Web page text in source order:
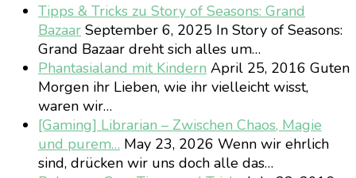
Tipps & Tricks zu Story of Seasons: Grand
Bazaar September 6, 2025 In Story of Seasons:
Grand Bazaar dreht sich alles um…
Phantasialand mit Kindern April 25, 2016 Guten
Morgen ihr Lieben, wie ihr vielleicht wisst,
waren wir…
[Gaming] Librarian – Zwischen Chaos, Magie
und purem… May 23, 2026 Wenn wir ehrlich
sind, drücken wir uns doch alle das…